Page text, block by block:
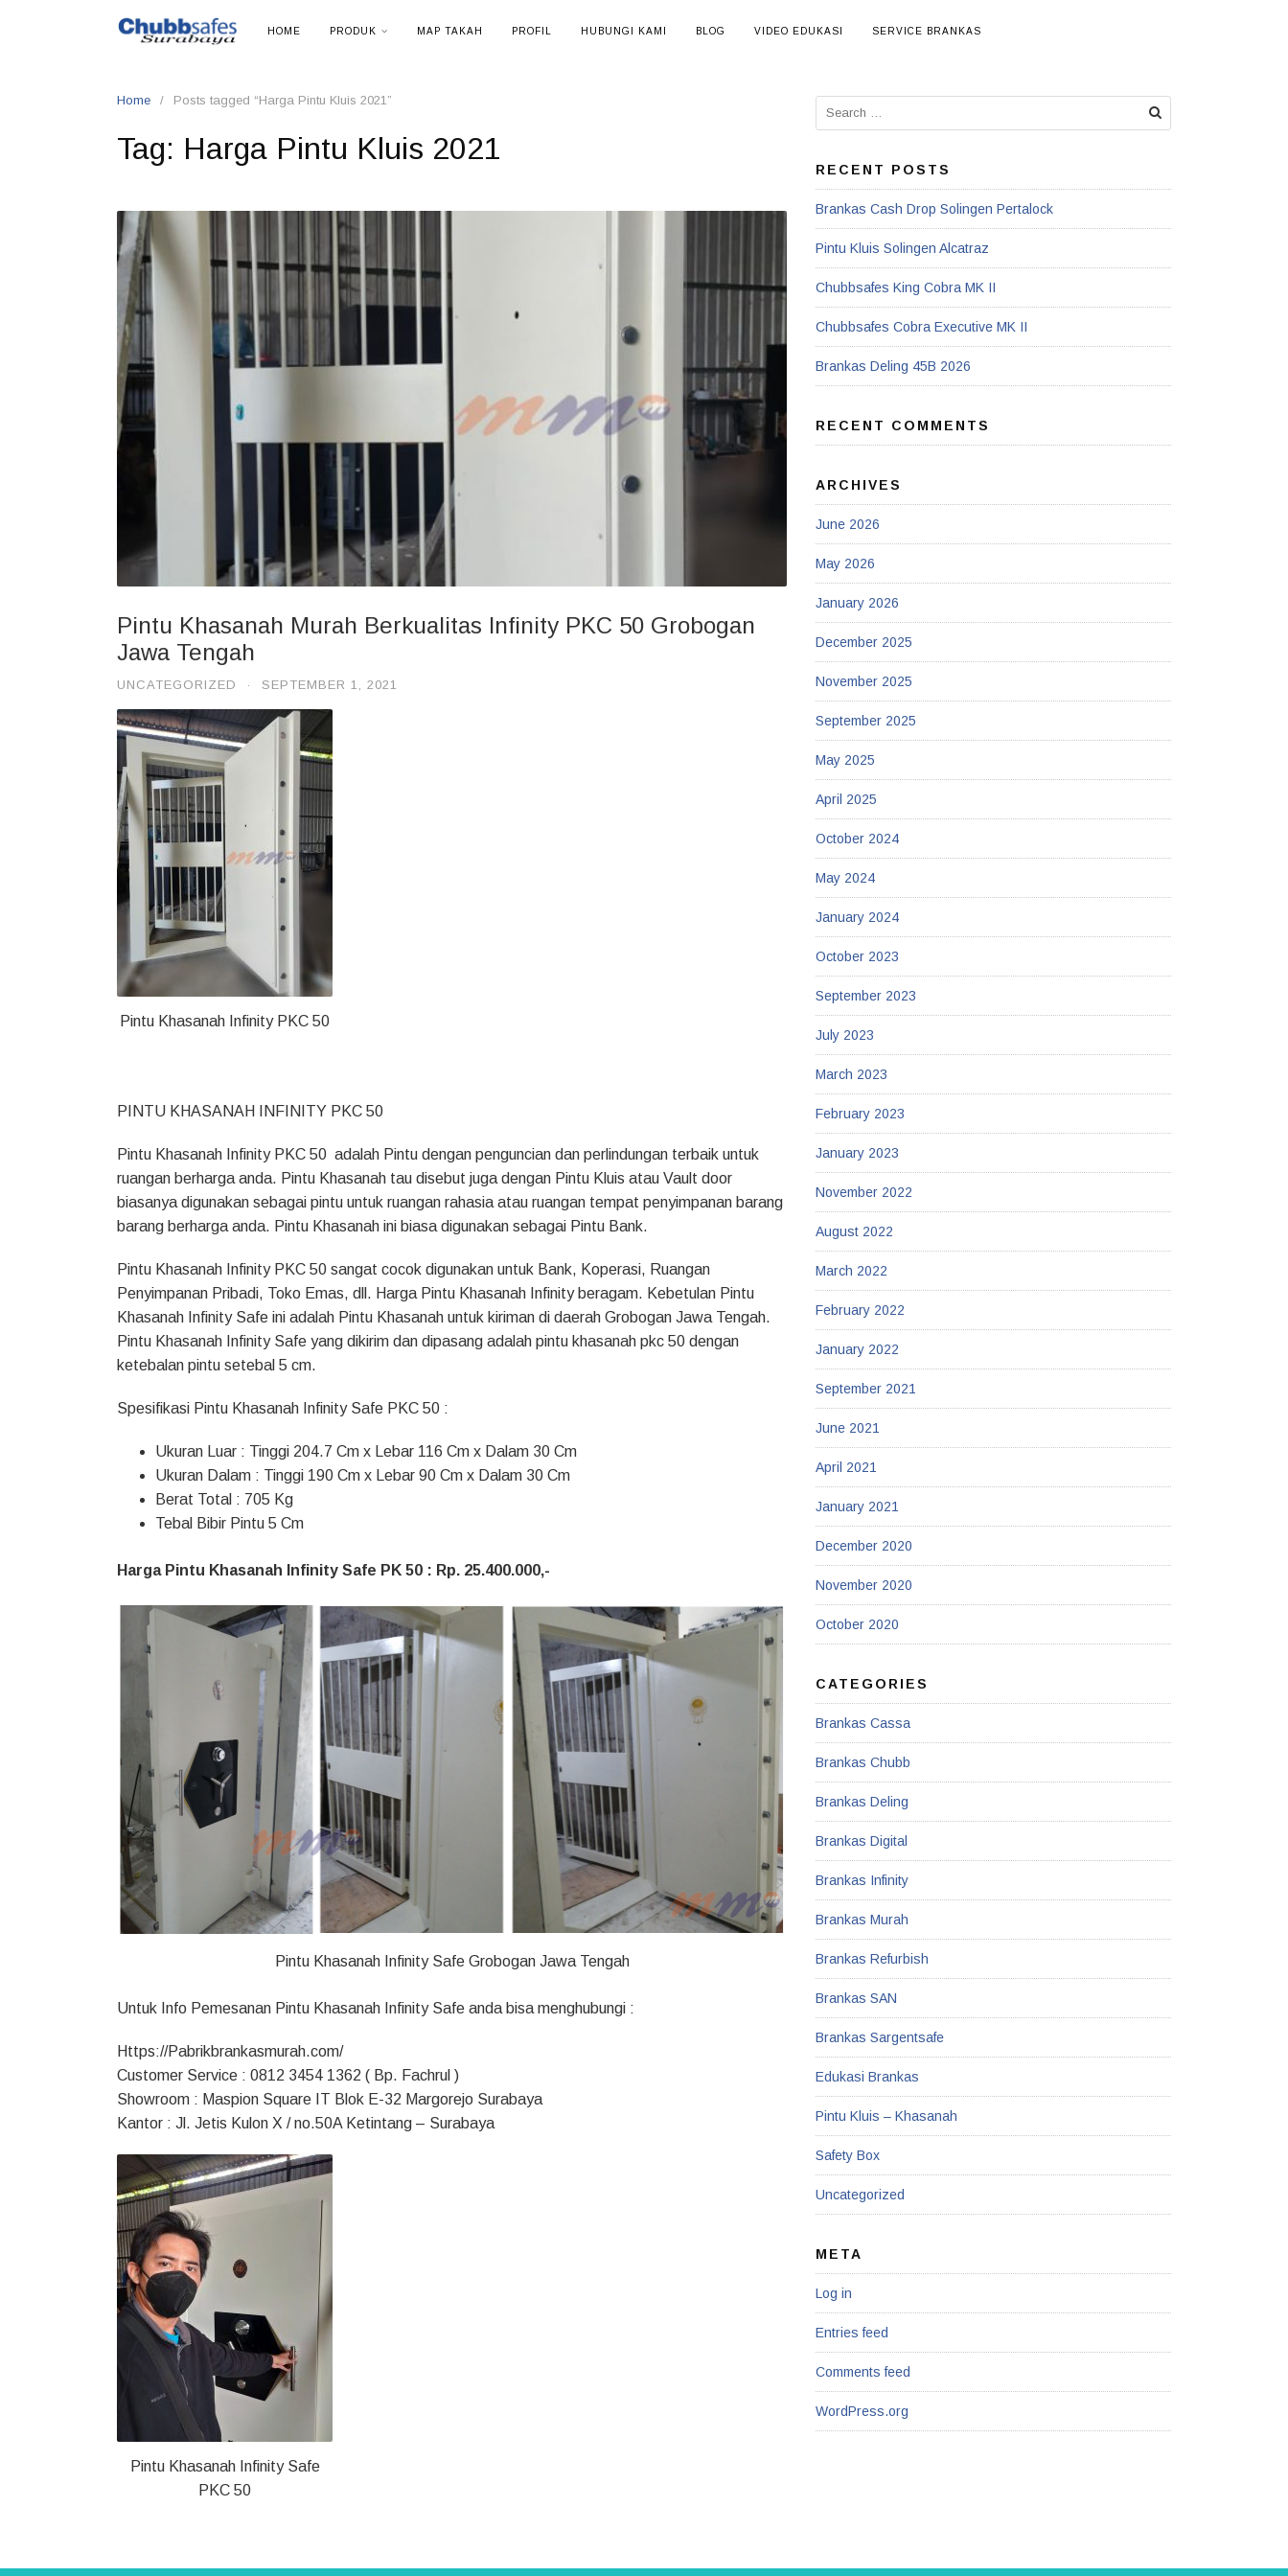
HOME PRODUK MAP TAKAH PROFIL HUBUNGI KAMI BLOG VIDEO EDUKASI SERVICE BRANKAS
Home Posts tagged “Harga Pintu Kluis 2021”
Tag: Harga Pintu Kluis 2021
Pintu Khasanah Murah Berkualitas Infinity PKC 50 Grobogan
Jawa Tengah
UNCATEGORIZED · SEPTEMBER 1, 2021
Pintu Khasanah Infinity PKC 50
PINTU KHASANAH INFINITY PKC 50
Pintu Khasanah Infinity PKC 50 adalah Pintu dengan penguncian dan perlindungan terbaik untuk
ruangan berharga anda. Pintu Khasanah tau disebut juga dengan Pintu Kluis atau Vault door
biasanya digunakan sebagai pintu untuk ruangan rahasia atau ruangan tempat penyimpanan barang
barang berharga anda. Pintu Khasanah ini biasa digunakan sebagai Pintu Bank.
Pintu Khasanah Infinity PKC 50 sangat cocok digunakan untuk Bank, Koperasi, Ruangan
Penyimpanan Pribadi, Toko Emas, dll. Harga Pintu Khasanah Infinity beragam. Kebetulan Pintu
Khasanah Infinity Safe ini adalah Pintu Khasanah untuk kiriman di daerah Grobogan Jawa Tengah.
Pintu Khasanah Infinity Safe yang dikirim dan dipasang adalah pintu khasanah pkc 50 dengan
ketebalan pintu setebal 5 cm.
Spesifikasi Pintu Khasanah Infinity Safe PKC 50 :
Ukuran Luar : Tinggi 204.7 Cm x Lebar 116 Cm x Dalam 30 Cm
Ukuran Dalam : Tinggi 190 Cm x Lebar 90 Cm x Dalam 30 Cm
Berat Total : 705 Kg
Tebal Bibir Pintu 5 Cm
Harga Pintu Khasanah Infinity Safe PK 50 : Rp. 25.400.000,-
Pintu Khasanah Infinity Safe Grobogan Jawa Tengah
Untuk Info Pemesanan Pintu Khasanah Infinity Safe anda bisa menghubungi :
Https://Pabrikbrankasmurah.com/
Customer Service : 0812 3454 1362 ( Bp. Fachrul )
Showroom : Maspion Square IT Blok E-32 Margorejo Surabaya
Kantor : Jl. Jetis Kulon X / no.50A Ketintang – Surabaya
Pintu Khasanah Infinity Safe
PKC 50
Search
for:
RECENT POSTS
Brankas Cash Drop Solingen Pertalock
Pintu Kluis Solingen Alcatraz
Chubbsafes King Cobra MK II
Chubbsafes Cobra Executive MK II
Brankas Deling 45B 2026
RECENT COMMENTS
ARCHIVES
June 2026
May 2026
January 2026
December 2025
November 2025
September 2025
May 2025
April 2025
October 2024
May 2024
January 2024
October 2023
September 2023
July 2023
March 2023
February 2023
January 2023
November 2022
August 2022
March 2022
February 2022
January 2022
September 2021
June 2021
April 2021
January 2021
December 2020
November 2020
October 2020
CATEGORIES
Brankas Cassa
Brankas Chubb
Brankas Deling
Brankas Digital
Brankas Infinity
Brankas Murah
Brankas Refurbish
Brankas SAN
Brankas Sargentsafe
Edukasi Brankas
Pintu Kluis – Khasanah
Safety Box
Uncategorized
META
Log in
Entries feed
Comments feed
WordPress.org